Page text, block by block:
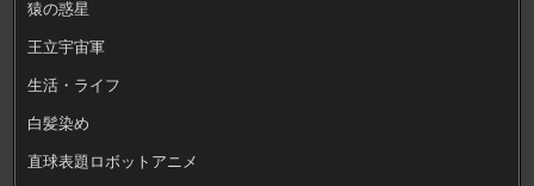
猿の惑星
王立宇宙軍
生活・ライフ
白髪染め
直球表題ロボットアニメ